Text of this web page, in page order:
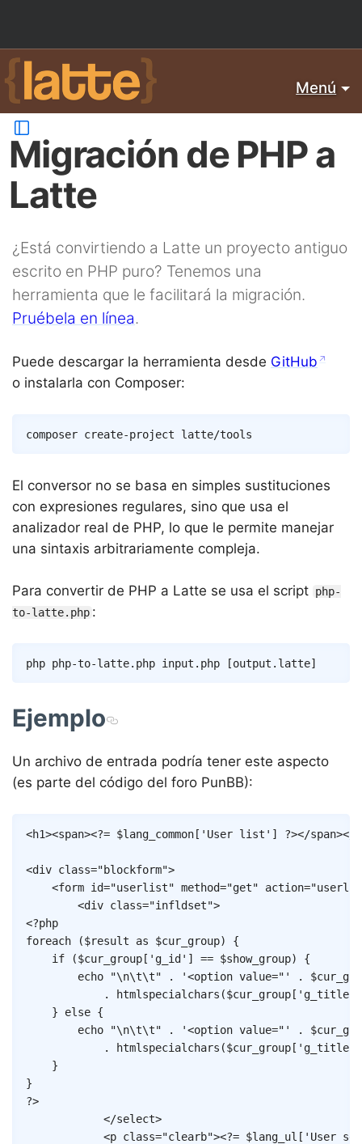
Menú
Migración de PHP a
Latte
¿Está convirtiendo a Latte un proyecto antiguo
escrito en PHP puro? Tenemos una
herramienta que le facilitará la migración.
Pruébela en línea.
Puede descargar la herramienta desde GitHub
o instalarla con Composer:
composer
El conversor no se basa en simples sustituciones
con expresiones regulares, sino que usa el
analizador real de PHP, lo que le permite manejar
una sintaxis arbitrariamente compleja.
Para convertir de PHP a Latte se usa el script php-
to-latte.php :
php php-to-latte.php input.php [output.latte]
Ejemplo
Un archivo de entrada podría tener este aspecto
(es parte del código del foro PunBB):
<h1><span><?= $lang_common [ 'User list' ] ?></span></
<div class="blockform">
<form id="userlist" method="get" action="
<div class="infldset">
<?php
foreach
($result as $cur_group)
{
if
($cur_group [ 'g_id' ] == $show_group)
{
echo
"\n\t\t" . '<option value="' .
.
htmlspecialchars ($cur_group [ 'g_title'
}
else {
echo
"\n\t\t" . '<option value="' .
.
htmlspecialchars ($cur_group [ 'g_title'
}
}
?>
</select>
<p class="clearb"><?= $lang_ul [ 'User
Copy